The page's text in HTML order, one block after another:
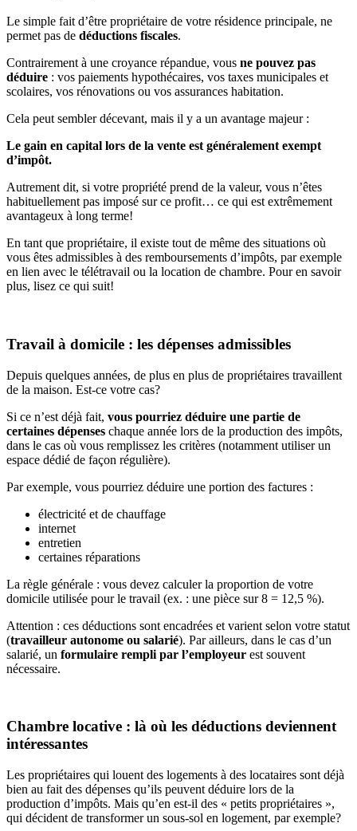
Le simple fait d’être propriétaire de votre résidence principale, ne
permet pas de déductions fiscales.
Contrairement à une croyance répandue, vous ne pouvez pas
déduire : vos paiements hypothécaires, vos taxes municipales et
scolaires, vos rénovations ou vos assurances habitation.
Cela peut sembler décevant, mais il y a un avantage majeur :
Le gain en capital lors de la vente est généralement exempt
d’impôt.
Autrement dit, si votre propriété prend de la valeur, vous n’êtes
habituellement pas imposé sur ce profit… ce qui est extrêmement
avantageux à long terme!
En tant que propriétaire, il existe tout de même des situations où
vous êtes admissibles à des remboursements d’impôts, par exemple
en lien avec le télétravail ou la location de chambre. Pour en savoir
plus, lisez ce qui suit!
Travail à domicile : les dépenses admissibles
Depuis quelques années, de plus en plus de propriétaires travaillent
de la maison. Est-ce votre cas?
Si ce n’est déjà fait, vous pourriez déduire une partie de
certaines dépenses chaque année lors de la production des impôts,
dans le cas où vous remplissez les critères (notamment utiliser un
espace dédié de façon régulière).
Par exemple, vous pourriez déduire une portion des factures :
électricité et de chauffage
internet
entretien
certaines réparations
La règle générale : vous devez calculer la proportion de votre
domicile utilisée pour le travail (ex. : une pièce sur 8 = 12,5 %).
Attention : ces déductions sont encadrées et varient selon votre statut
(travailleur autonome ou salarié). Par ailleurs, dans le cas d’un
salarié, un formulaire rempli par l’employeur est souvent
nécessaire.
Chambre locative : là où les déductions deviennent
intéressantes
Les propriétaires qui louent des logements à des locataires sont déjà
bien au fait des dépenses qu’ils peuvent déduire lors de la
production d’impôts. Mais qu’en est-il des « petits propriétaires »,
qui décident de transformer un sous-sol en logement, par exemple?